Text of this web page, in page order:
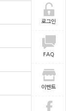
로그인
FAQ
이벤트